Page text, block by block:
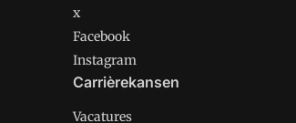
x
Facebook
Instagram
Carrièrekansen
Vacatures